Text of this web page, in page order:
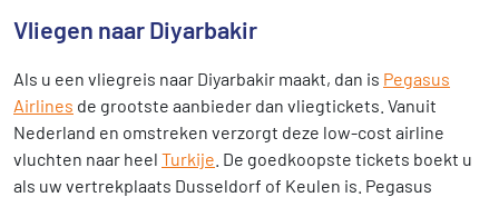
Vliegen naar Diyarbakir
Als u een vliegreis naar Diyarbakir maakt, dan is Pegasus
Airlines de grootste aanbieder dan vliegtickets. Vanuit
Nederland en omstreken verzorgt deze low-cost airline
vluchten naar heel Turkije . De goedkoopste tickets boekt u
als uw vertrekplaats Dusseldorf of Keulen is. Pegasus